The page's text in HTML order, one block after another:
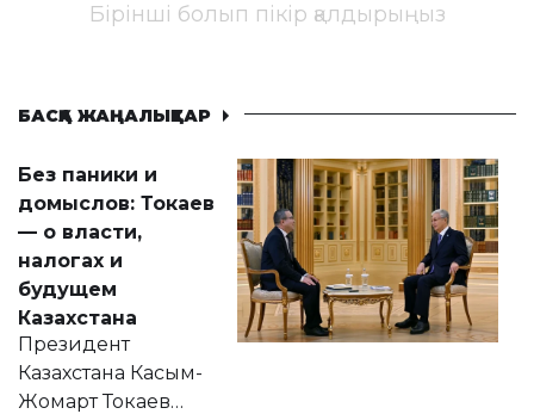
Бірінші болып пікір қалдырыңыз
БАСҚА ЖАҢАЛЫҚТАР
Без паники и
домыслов: Токаев
— о власти,
налогах и
будущем
Казахстана
Президент
Казахстана Касым-
Жомарт Токаев